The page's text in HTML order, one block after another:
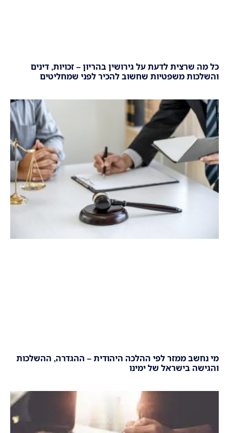
כל מה שרצית לדעת על גירושין בהריון – זכויות, דינים
והשלכות משפטיות שחשוב להכיר לפני שמחליטים
מי נחשב ממזר לפי ההלכה היהודית – ההגדרה, ההשלכות
והגישה בישראל של ימינו